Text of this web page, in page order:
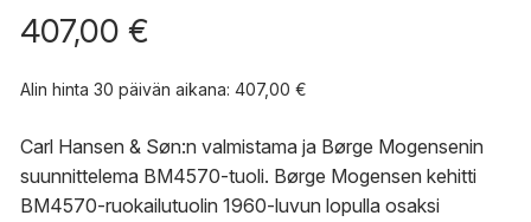
407,00 €
Alin hinta 30 päivän aikana: 407,00 €
Carl Hansen & Søn:n valmistama ja Børge Mogensenin
suunnittelema BM4570-tuoli. Børge Mogensen kehitti
BM4570-ruokailutuolin 1960-luvun lopulla osaksi